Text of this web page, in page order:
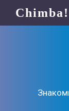
Chimba!